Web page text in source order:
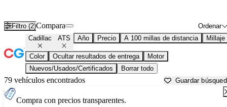
Filtro (2) Ordenar
Compara
Cadillac ATS Año Precio A 100 millas de distancia Millaje
Color Ocultar resultados de entrega
Motor
Nuevos/Usados/Certificados
Borrar todo
79 vehículos encontrados Guardar
Compra con precios transparentes.